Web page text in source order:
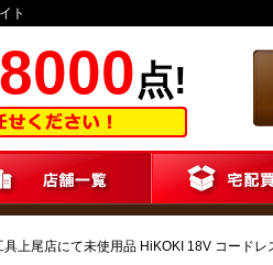
ト
8000点!
具上尾店にて未使用品 HiKOKI 18V コード